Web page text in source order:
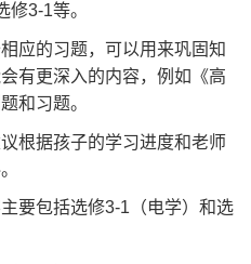
3-1等。
应的习题，可以用来巩固知
有更深入的内容，例如《高
和习题。
根据孩子的学习进度和老师
要包括选修3-1（电学）和选